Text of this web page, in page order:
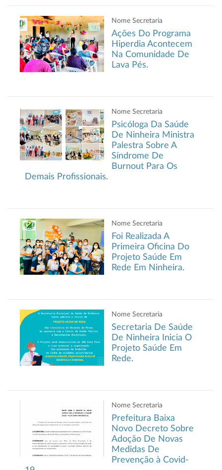
Nome Secretaria
Ações Do Programa
Hiperdia Acontecem
Na Comunidade De
Lava Pés.
Nome Secretaria
Psicóloga Da Saúde
De Ninheira Ministra
Palestra Sobre A
Síndrome De
Burnout Para Os
Demais Profissionais.
Nome Secretaria
Foi Realizada A
Primeira Oficina Do
Projeto Saúde Em
Rede Em Ninheira.
Nome Secretaria
Secretaria De Saúde
De Ninheira Inicia O
Projeto Saúde Em
Rede.
Nome Secretaria
Prefeitura Baixa
Novo Decreto Sobre
Adoção De Novas
Medidas De
Prevenção à Covid-